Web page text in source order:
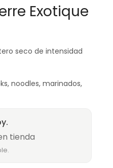
Exotique
seco de intensidad
noodles, marinados,
tienda